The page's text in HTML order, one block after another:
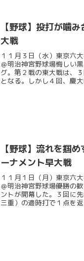
【野球】投打が噛
大戦
１１月３日（水）東京六
＠明治神宮野球場悔しい
グ。第２戦の東大戦は、
となる。しかし４回、慶
【野球】流れを掴
ーナメント早大戦
１１月１日（月）東京六
＠明治神宮野球場優勝の
ントが開幕した。３回に
三重）の適時打で１点を